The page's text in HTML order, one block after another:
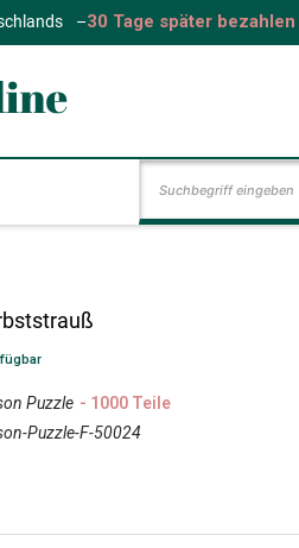
–30 Tage später bezahlen
Puzzle - 1000 Teile
Puzzle-F-50024